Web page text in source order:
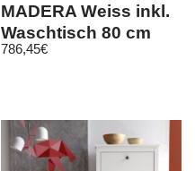
MADERA Weiss inkl.
Waschtisch 80 cm
786,45€